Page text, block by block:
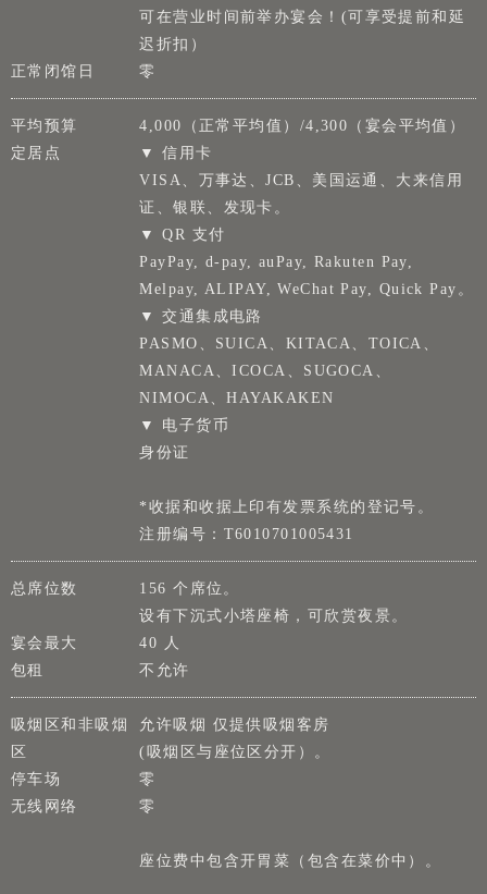
可在营业时间前举办宴会！(可享受提前和延
迟折扣）
正常闭馆日
零
平均预算
4,000（正常平均值）/4,300（宴会平均值）
定居点
▼ 信用卡
VISA、万事达、JCB、美国运通、大来信用
证、银联、发现卡。
▼ QR 支付
PayPay, d-pay, auPay, Rakuten Pay,
Melpay, ALIPAY, WeChat Pay, Quick Pay。
▼ 交通集成电路
PASMO、SUICA、KITACA、TOICA、
MANACA、ICOCA、SUGOCA、
NIMOCA、HAYAKAKEN
▼ 电子货币
身份证
*收据和收据上印有发票系统的登记号。
注册编号：T6010701005431
总席位数
156 个席位。
设有下沉式小塔座椅，可欣赏夜景。
宴会最大
40 人
包租
不允许
吸烟区和非吸烟
区
允许吸烟 仅提供吸烟客房
(吸烟区与座位区分开）。
停车场
零
无线网络
零
座位费中包含开胃菜（包含在菜价中）。